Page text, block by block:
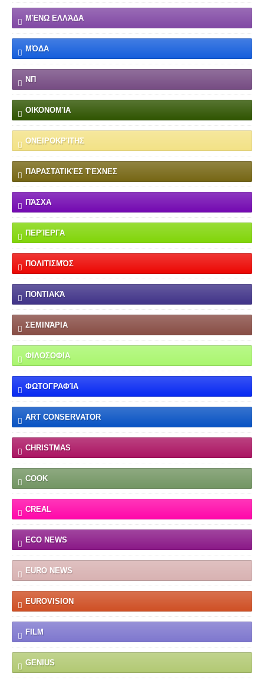
ΜΈΝΩ ΕΛΛΆΔΑ
ΜΌΔΑ
ΝΠ
ΟΙΚΟΝΟΜΊΑ
ΟΝΕΙΡΟΚΡΊΤΗΣ
ΠΑΡΑΣΤΑΤΙΚΈΣ ΤΈΧΝΕΣ
ΠΆΣΧΑ
ΠΕΡΊΕΡΓΑ
ΠΟΛΙΤΙΣΜΌΣ
ΠΟΝΤΙΑΚΆ
ΣΕΜΙΝΆΡΙΑ
ΦΙΛΟΣΟΦΙΑ
ΦΩΤΟΓΡΑΦΊΑ
ART CONSERVATOR
CHRISTMAS
COOK
CREAL
ECO NEWS
EURO NEWS
EUROVISION
FILM
GENIUS